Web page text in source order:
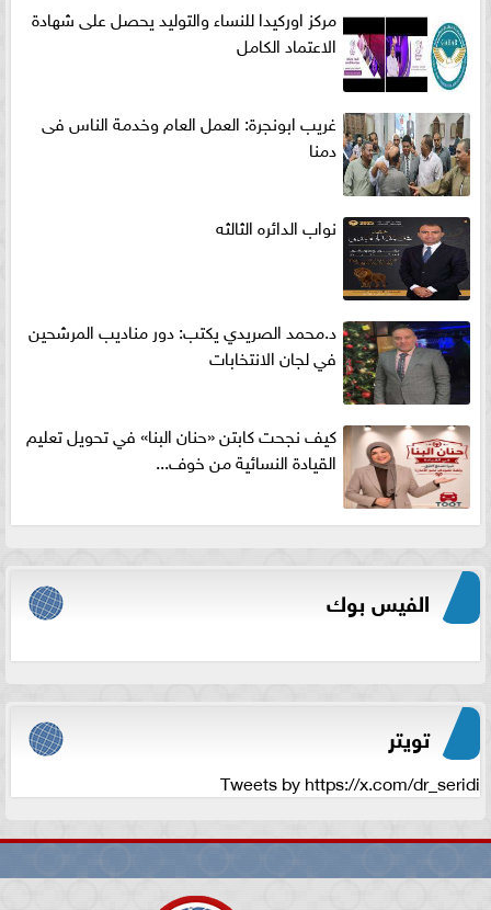
مركز اوركيدا للنساء والتوليد يحصل على شهادة
الاعتماد الكامل
غريب ابونجرة: العمل العام وخدمة الناس فى
دمنا
نواب الدائره الثالثه
د.محمد الصريدي يكتب: دور مناديب المرشحين
في لجان الانتخابات
كيف نجحت كابتن «حنان البنا» في تحويل تعليم
القيادة النسائية من خوف...
الفيس بوك
تويتر
Tweets by https://x.com/dr_seridi